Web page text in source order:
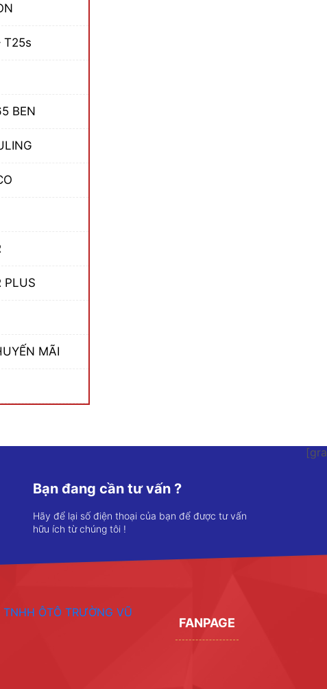
T25s
BEN
PLUS
MÃI
Bạn đang cần tư vấn ?
Hãy để lại số điện thoại của bạn để được tư vấn
hữu ích từ chúng tôi !
FANPAGE